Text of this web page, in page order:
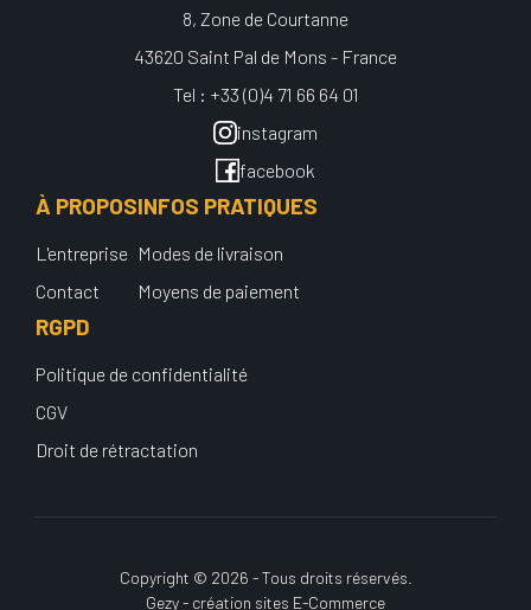
8, Zone de Courtanne
43620 Saint Pal de Mons - France
Tel : +33 (0)4 71 66 64 01
instagram
facebook
À PROPOS
L'entreprise
Contact
INFOS PRATIQUES
Modes de livraison
Moyens de paiement
RGPD
Politique de confidentialité
CGV
Droit de rétractation
Copyright © 2026 - Tous droits réservés.
Gezy - création sites E-Commerce